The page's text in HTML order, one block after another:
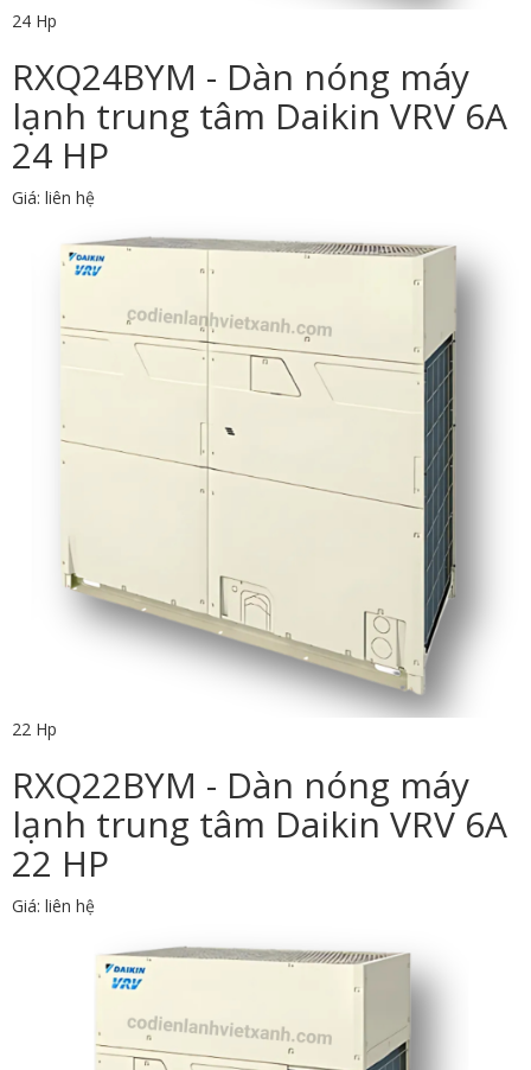
24 Hp
RXQ24BYM - Dàn nóng máy
lạnh trung tâm Daikin VRV 6A
24 HP
Giá: liên hệ
22 Hp
RXQ22BYM - Dàn nóng máy
lạnh trung tâm Daikin VRV 6A
22 HP
Giá: liên hệ